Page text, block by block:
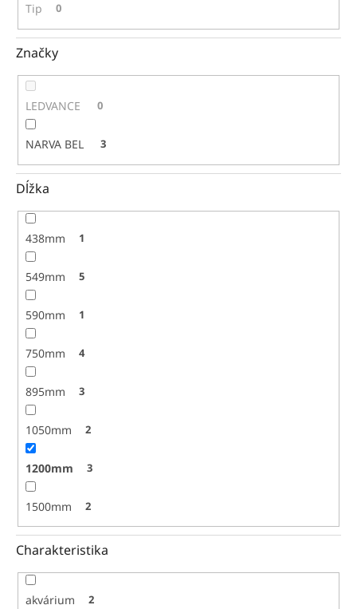
Tip 0
Značky
LEDVANCE 0
NARVA BEL 3
Dĺžka
438mm 1
549mm 5
590mm 1
750mm 4
895mm 3
1050mm 2
1200mm 3
1500mm 2
Charakteristika
akvárium 2